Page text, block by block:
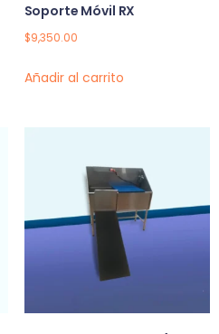
Soporte Móvil RX
$9,350.00
Añadir al carrito